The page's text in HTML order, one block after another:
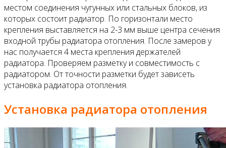
местом соединения чугунных или стальных блоков, из
которых состоит радиатор. По горизонтали место
крепления выставляется на 2-3 мм выше центра сечения
входной трубы радиатора отопления. После замеров у
нас получается 4 места крепления держателей
радиатора. Проверяем разметку и совместимость с
радиатором. От точности разметки будет зависеть
установка радиатора отопления.
Установка радиатора отопления